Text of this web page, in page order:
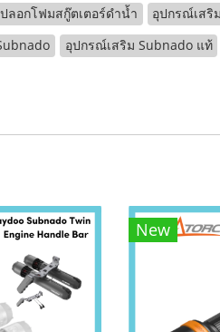
ปลอกโฟมสกู๊ตเตอร์ดำน้ำ
อุปกรณ์เสริ
อุปกรณ์เสริม Subnado แท้
New